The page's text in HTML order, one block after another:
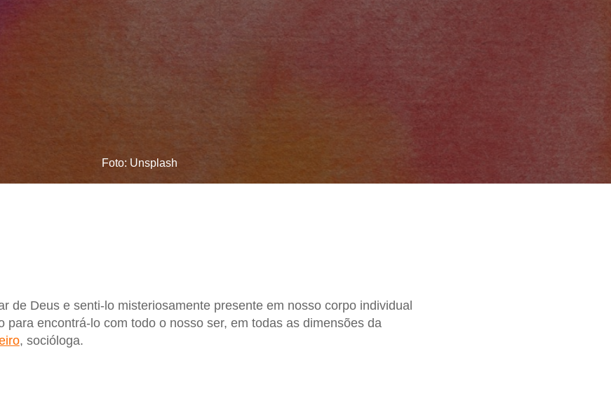
Foto: Unsplash
de Deus e senti-lo misteriosamente presente em nosso corpo individual
para encontrá-lo com todo o nosso ser, em todas as dimensões da
, socióloga.